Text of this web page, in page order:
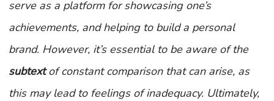
serve as a platform for showcasing one’s
achievements, and helping to build a personal
brand. However, it’s essential to be aware of the
subtext of constant comparison that can arise, as
this may lead to feelings of inadequacy. Ultimately,